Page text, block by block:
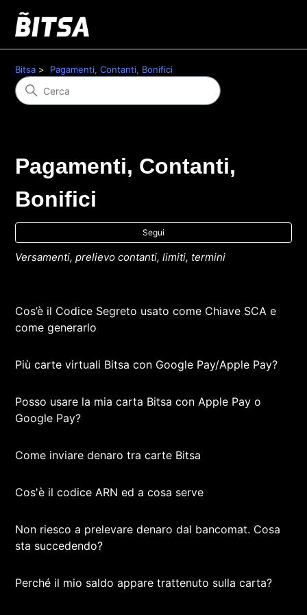
Bitsa Pagamenti, Contanti, Bonifici
Pagamenti, Contanti,
Bonifici
Segui
Versamenti, prelievo contanti, limiti, termini
Cos’è il Codice Segreto usato come Chiave SCA e
come generarlo
Più carte virtuali Bitsa con Google Pay/Apple Pay?
Posso usare la mia carta Bitsa con Apple Pay o
Google Pay?
Come inviare denaro tra carte Bitsa
Cos'è il codice ARN ed a cosa serve
Non riesco a prelevare denaro dal bancomat. Cosa
sta succedendo?
Perché il mio saldo appare trattenuto sulla carta?